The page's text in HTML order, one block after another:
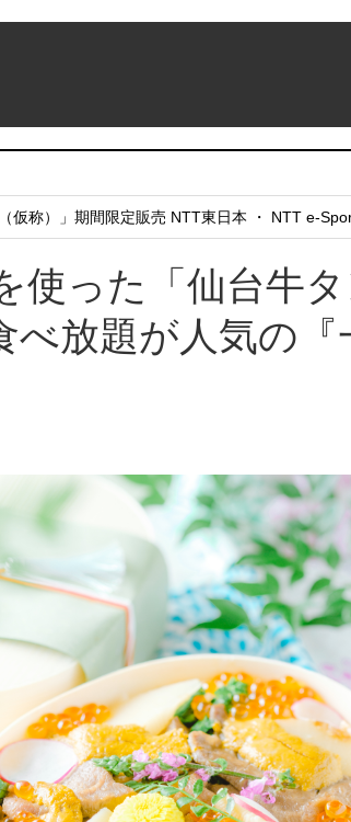
ビス移行のお知らせ
仮称）」期間限定販売 NTT東日本 ・ NTT e-
使った「仙台牛タ
べ放題が人気の『